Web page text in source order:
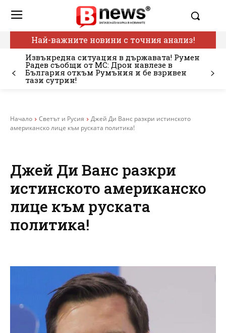
Най-важните новини с точния анализ!
Извънредна ситуация в държавата! Румен
Радев съобщи от МС: Дрон навлезе в
България откъм Румъния и бе взривен
тази сутрин!
Начало Светът и Русия
Джей Ди Ванс разкри истинското
американско лице към руската политика!
Джей Ди Ванс разкри
истинското американско
лице към руската
политика!